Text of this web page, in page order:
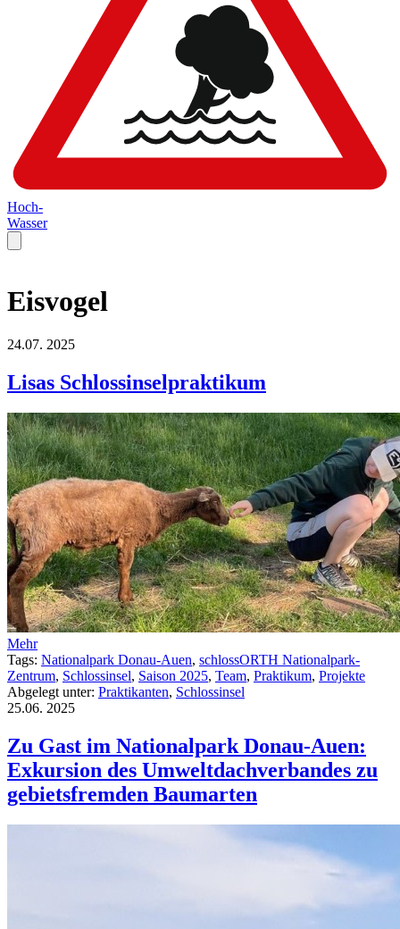
Hoch-
Wasser
Eisvogel
24.07. 2025
Lisas Schlossinselpraktikum
Mehr
Tags: Nationalpark Donau-Auen, schlossORTH Nationalpark-
Zentrum, Schlossinsel, Saison 2025, Team, Praktikum, Projekte
Abgelegt unter: Praktikanten, Schlossinsel
25.06. 2025
Zu Gast im Nationalpark Donau-Auen:
Exkursion des Umweltdachverbandes zu
gebietsfremden Baumarten